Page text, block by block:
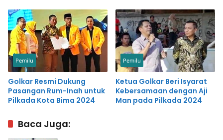
Pemilu
Golkar Resmi Dukung
Pasangan Rum-Inah untuk
Pilkada Kota Bima 2024
Pemilu
Ketua Golkar Beri Isyarat
Kebersamaan dengan Aji
Man pada Pilkada 2024
Baca Juga: